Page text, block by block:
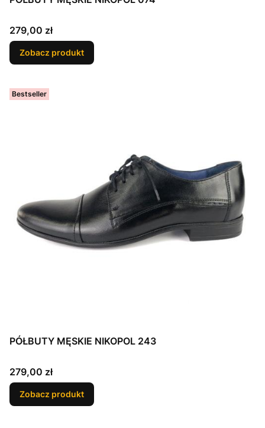
Cena
279,00 zł
Zobacz produkt
Bestseller
PÓŁBUTY MĘSKIE NIKOPOL 243
Cena
279,00 zł
Zobacz produkt